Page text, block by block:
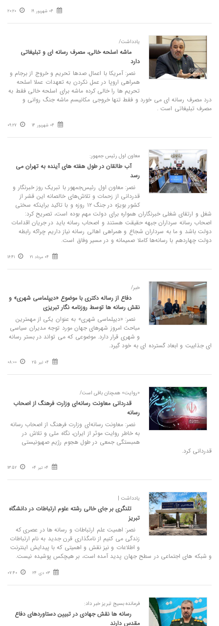
04 شهریور 19 20:20
یادداشت/
ماشه اسلحه خالی، مصرف رسانه ای و تبلیغاتی
دارد
نصر: آمریکا با اعمال صدها تحریم و خروج از برجام و
همراهی اروپا در عمل نکردن به تعهدات عملا اسلحه
تحریم ها را خالی کرده ماشه برای اسلحه خالی فقط به
درد مصرف رسانه ای می خورد و فقط تنها خروجی مکانیسم ماشه جنگ روانی و
مصرف تبلیغاتی است .
04 شهریور 14 09:27
معاون اول رئیس‌ جمهور:
آب طالقان در طول هفته‌ های آینده به تهران می‌
رسد
نصر: معاون اول رئیس‌جمهور با تبریک روز خبرنگار و
قدردانی از زحمات و تلاش‌های خالصانه این قشر از
کشور بویژه در جنگ ۱۲ روزه و با تاکید براینکه سختی
شغل و ارتقای شغلی خبرنگاران همواره برای دولت مهم بوده است، تصریح کرد:
اصحاب رسانه سرداران جبهه حقیقت هستند و اصحاب رسانه باید در جریان اقدامات
دولت باشد و ما به سرداران شجاع و همراهی اهالی رسانه نیاز داریم چراکه رابطه
دولت چهاردهم با رسانه‌ها کاملا صمیمانه و در مسیر وفاق است.
04 مرداد 21 16:41
خبر/
دفاع از رساله دکتری با موضوع «دیپلماسی شهری» و
نقش رسانه ها توسط روزنامه نگار تبریزی
نصر: «دیپلماسی شهری» به عنوان یکی از مهمترین
مباحث امروز شهرهای جهان مورد توجه مدیران سیاسی
و شهری قرار دارد. موضوعی که می تواند در بستر رسانه
ای جذابیت و ابعاد گسترده ای به خود گیرد.
04 تیر 25 08:00
«روایت» همچنان باقی است/
قدردانی معاونت رسانه‌ای وزارت فرهنگ از اصحاب
رسانه
نصر: معاونت رسانه‌ای وزارت فرهنگ از اصحاب رسانه
به خاطر روایت موثر از ایران، نگاه ملی و تلاش در
همبستگی جمعی در طول هجوم رژیم صهیونیستی
قدردانی کرد.
04 تیر 04 13:52
یادداشت |
تلنگری بر جای خالی رشته علوم ارتباطات در دانشگاه
تبریز
نصر: اهمیت علم ارتباطات و رسانه ها در عصری که
زندگی می کنیم از نامگذاری قرن جدید به نام ارتباطات
و اطلاعات و نیز نقش و اهمیتی که با پیدایش اینترنت
و شبکه های اجتماعی در سطح جهان پدید آمده است، بر هیچکس پوشیده نیست.
03 دی 24 07:40
فرمانده بسیج تبریز خبر داد:
رسانه ها نقش جهادی در تبیین دستاوردهای دفاع
مقدس دارند